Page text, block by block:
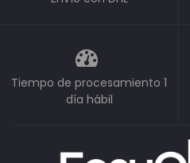
Tiempo de procesamiento 1
día hábil